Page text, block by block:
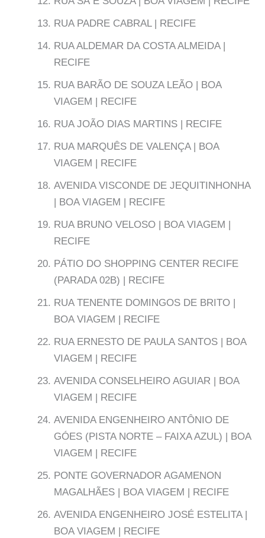
RUA PADRE CABRAL | RECIFE
RUA ALDEMAR DA COSTA ALMEIDA |
RECIFE
RUA BARÃO DE SOUZA LEÃO | BOA
VIAGEM | RECIFE
RUA JOÃO DIAS MARTINS | RECIFE
RUA MARQUÊS DE VALENÇA | BOA
VIAGEM | RECIFE
AVENIDA VISCONDE DE JEQUITINHONHA
| BOA VIAGEM | RECIFE
RUA BRUNO VELOSO | BOA VIAGEM |
RECIFE
PÁTIO DO SHOPPING CENTER RECIFE
(PARADA 02B) | RECIFE
RUA TENENTE DOMINGOS DE BRITO |
BOA VIAGEM | RECIFE
RUA ERNESTO DE PAULA SANTOS | BOA
VIAGEM | RECIFE
AVENIDA CONSELHEIRO AGUIAR | BOA
VIAGEM | RECIFE
AVENIDA ENGENHEIRO ANTÔNIO DE
GÓES (PISTA NORTE – FAIXA AZUL) | BOA
VIAGEM | RECIFE
PONTE GOVERNADOR AGAMENON
MAGALHÃES | BOA VIAGEM | RECIFE
AVENIDA ENGENHEIRO JOSÉ ESTELITA |
BOA VIAGEM | RECIFE